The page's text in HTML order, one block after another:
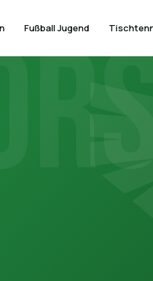
Fußball Jugend